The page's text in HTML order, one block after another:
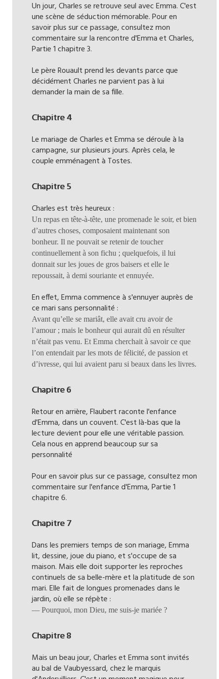
Un jour, Charles se retrouve seul avec Emma. C'est
une scène de séduction mémorable. Pour en
savoir plus sur ce passage, consultez mon
commentaire sur la rencontre d'Emma et Charles,
Partie 1 chapitre 3.
Le père Rouault prend les devants parce que
décidément Charles ne parvient pas à lui
demander la main de sa fille.
Chapitre 4
Le mariage de Charles et Emma se déroule à la
campagne, sur plusieurs jours. Après cela, le
couple emménagent à Tostes.
Chapitre 5
Charles est très heureux :
Un repas en tête-à-tête, une promenade le soir, et bien
d’autres choses, composaient maintenant son
bonheur. Il ne pouvait se retenir de toucher
continuellement à son fichu ; quelquefois, il lui
donnait sur les joues de gros baisers et elle le
repoussait, à demi souriante et ennuyée.
En effet, Emma commence à s'ennuyer auprès de
ce mari sans personnalité :
Avant qu’elle se mariât, elle avait cru avoir de
l’amour ; mais le bonheur qui aurait dû en résulter
n’était pas venu. Et Emma cherchait à savoir ce que
l’on entendait par les mots de félicité, de passion et
d’ivresse, qui lui avaient paru si beaux dans les livres.
Chapitre 6
Retour en arrière, Flaubert raconte l'enfance
d'Emma, dans un couvent. C'est là-bas que la
lecture devient pour elle une véritable passion.
Cela nous en apprend beaucoup sur sa
personnalité
Pour en savoir plus sur ce passage, consultez mon
commentaire sur l'enfance d'Emma, Partie 1
chapitre 6.
Chapitre 7
Dans les premiers temps de son mariage, Emma
lit, dessine, joue du piano, et s'occupe de sa
maison. Mais elle doit supporter les reproches
continuels de sa belle-mère et la platitude de son
mari. Elle fait de longues promenades dans le
jardin, où elle se répète :
— Pourquoi, mon Dieu, me suis-je mariée ?
Chapitre 8
Mais un beau jour, Charles et Emma sont invités
au bal de Vaubyessard, chez le marquis